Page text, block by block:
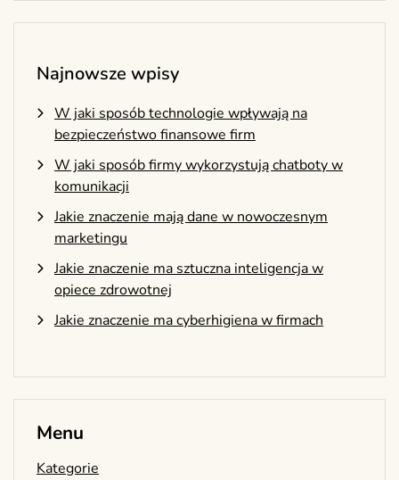
Najnowsze wpisy
W jaki sposób technologie wpływają na
bezpieczeństwo finansowe firm
W jaki sposób firmy wykorzystują chatboty w
komunikacji
Jakie znaczenie mają dane w nowoczesnym
marketingu
Jakie znaczenie ma sztuczna inteligencja w
opiece zdrowotnej
Jakie znaczenie ma cyberhigiena w firmach
Menu
Kategorie